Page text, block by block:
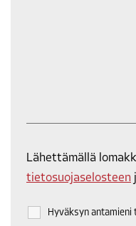
Lähettämällä
tietosuojaselosteen
Hyväksyn antamieni